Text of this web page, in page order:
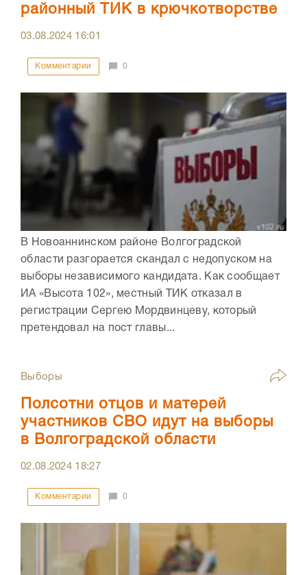
районный ТИК в крючкотворстве
03.08.2024 16:01
Комментарии 0
В Новоаннинском районе Волгоградской
области разгорается скандал с недопуском на
выборы независимого кандидата. Как сообщает
ИА «Высота 102», местный ТИК отказал в
регистрации Сергею Мордвинцеву, который
претендовал на пост главы...
Выборы
Полсотни отцов и матерей
участников СВО идут на выборы
в Волгоградской области
02.08.2024 18:27
Комментарии 0